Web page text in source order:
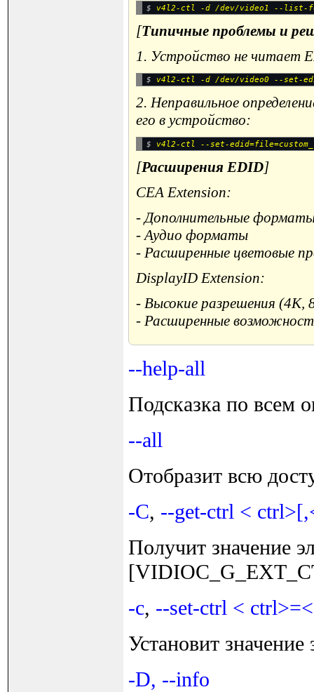
$
[Типичные проблемы и
1. Устройство не читает
$
2. Неправильное
его в устройство:
$
[Расширения EDID]
CEA Extension:
- Дополнительные
- Аудио форматы
- Расширенные цветовые
DisplayID Extension:
- Высокие разрешения (4K,
- Расширенные
--help-all
Подсказка по всем
--all
Отобразит всю
-C, --get-ctrl <
Получит значение
-c, --set-ctrl <
Установит
-D, --info